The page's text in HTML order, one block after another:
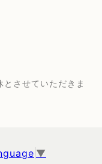
させていただきま
▼